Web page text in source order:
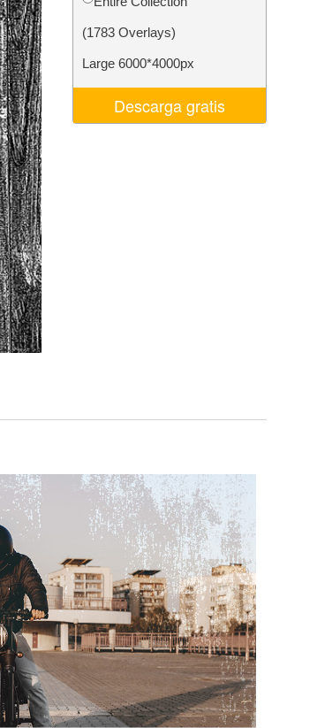
Video Editing Services
(1783 Overlays)
Large 6000*4000px
Descarga gratis